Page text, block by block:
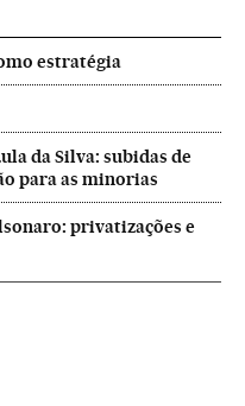
estratégia
da Silva: subidas de
para as minorias
privatizações e